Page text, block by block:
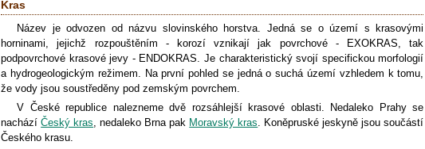
Kras
Název je odvozen od názvu slovinského horstva. Jedná se o území s krasovými
horninami, jejichž rozpouštěním - korozí vznikají jak povrchové - EXOKRAS, tak
podpovrchové krasové jevy - ENDOKRAS. Je charakteristický svojí specifickou morfologií
a hydrogeologickým režimem. Na první pohled se jedná o suchá území vzhledem k tomu,
že vody jsou soustředěny pod zemským povrchem.
V České republice nalezneme dvě rozsáhlejší krasové oblasti. Nedaleko Prahy se
nacházíČeský kras, nedaleko Brna pak Moravský kras. Koněpruské jeskyně jsou součástí
Českého krasu.